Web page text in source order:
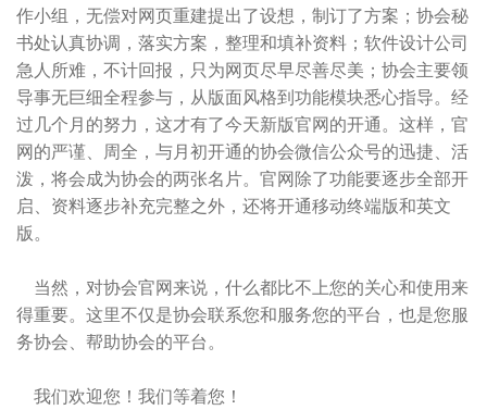
作小组，无偿对网页重建提出了设想，制订了方案；协会秘
书处认真协调，落实方案，整理和填补资料；软件设计公司
急人所难，不计回报，只为网页尽早尽善尽美；协会主要领
导事无巨细全程参与，从版面风格到功能模块悉心指导。经
过几个月的努力，这才有了今天新版官网的开通。这样，官
网的严谨、周全，与月初开通的协会微信公众号的迅捷、活
泼，将会成为协会的两张名片。官网除了功能要逐步全部开
启、资料逐步补充完整之外，还将开通移动终端版和英文
版。
当然，对协会官网来说，什么都比不上您的关心和使用来
得重要。这里不仅是协会联系您和服务您的平台，也是您服
务协会、帮助协会的平台。
我们欢迎您！我们等着您！